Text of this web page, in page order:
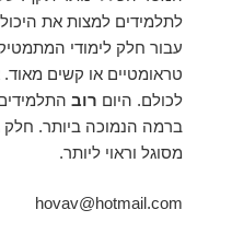
לתלמידים למצות את
עבור חלק לימודי
טראומטיים או קשים
לכולם. היום רוב
ברמה הנמוכה ביותר. חלק
מסוגל וראוי ליותר.
hovav@hotmail.com